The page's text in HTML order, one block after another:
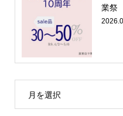
業祭
月を選択